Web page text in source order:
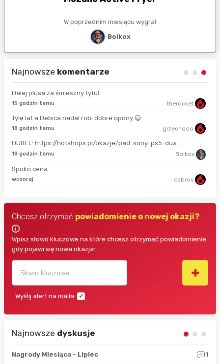
W poprzednim miesiącu wygrał
Bolkox
Najnowsze komentarze
Dalej plusa za śmieszny tytuł
15 godzin temu therocket
Tyle lat a Debica nadal robi dobre opony 😃
18 godzin temu grzechooo
DUBEL: https://hotshops.pl/okazje/pad-sony-ps5-dua...
18 godzin temu Bolkox
Spoko cena
wczoraj dabros
Chcesz otrzymać powiadomienie o nowej okazji?
Wpisz słowo kluczowe na które chcesz otrzymać powiadomienie
gdy pojawi się nowa okazja:
Wyślij alert na maila
Najnowsze dyskusje
Nagrody Miesiąca - Lipiec
1